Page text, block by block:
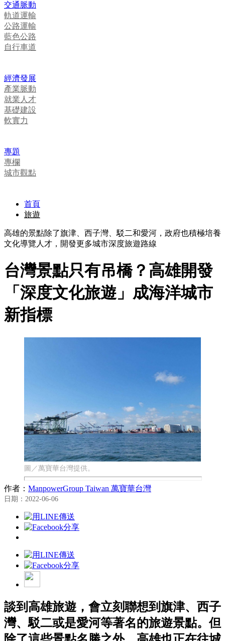
交通脈動
軌道運輸
公路運輸
藍色公路
自行車道
經濟發展
產業脈動
就業人才
基礎建設
軟實力
專題
專欄
城市觀點
首頁
旅遊
高雄的景點除了旗津、西子灣、駁二和愛河，政府也積極培養
文化導覽人才，開發更多城市深度旅遊路線
台灣景點只有吊橋？高雄開發
「深度文化旅遊」成海洋城市
新指標
圖／萬寶華台灣提供。
作者： ManpowerGroup Taiwan 萬寶華台灣
日期：2022-06-06
談到高雄旅遊，會立刻聯想到旗津、西子
灣、駁二或是愛河等著名的旅遊景點。但